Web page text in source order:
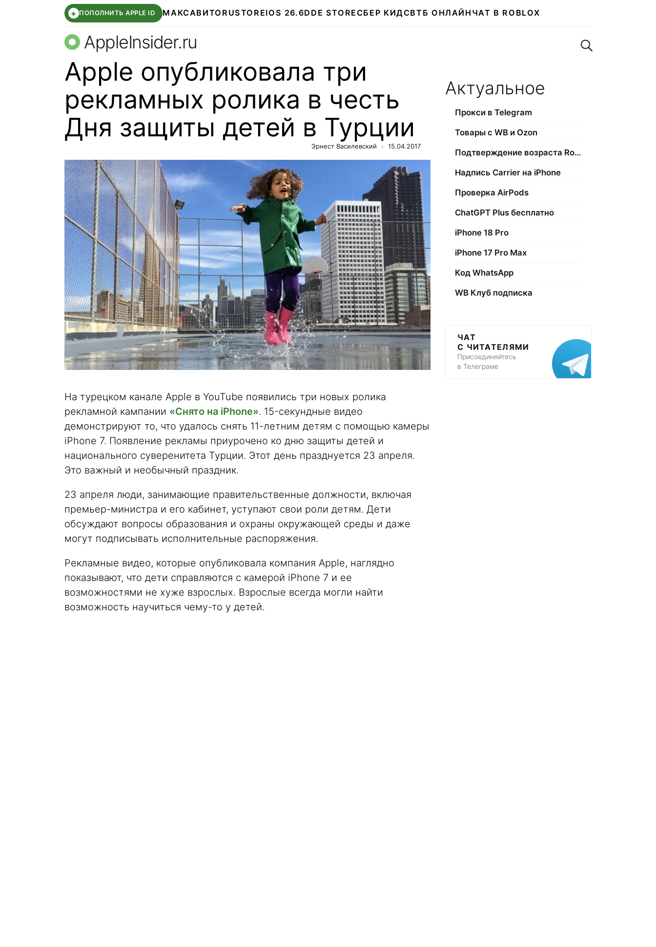
+ ПОПОЛНИТЬ APPLE ID МАКСАВИТО RUSTOREIOS 26.6DDE STORE СБЕР КИДСВТБ ОНЛАЙН ЧАТ В ROBLOX
AppleInsider.ru Поиск по сайту
Apple опубликовала три
рекламных ролика в честь
Дня защиты детей в Турции
Эрнест Василевский 15.04.2017
На турецком канале Apple в YouTube появились три новых ролика
рекламной кампании «Снято на iPhone». 15-секундные видео
демонстрируют то, что удалось снять 11-летним детям с помощью камеры
iPhone 7. Появление рекламы приурочено ко дню защиты детей и
национального суверенитета Турции. Этот день празднуется 23 апреля.
Это важный и необычный праздник.
23 апреля люди, занимающие правительственные должности, включая
премьер-министра и его кабинет, уступают свои роли детям. Дети
обсуждают вопросы образования и охраны окружающей среды и даже
могут подписывать исполнительные распоряжения.
Рекламные видео, которые опубликовала компания Apple, наглядно
показывают, что дети справляются с камерой iPhone 7 и ее
возможностями не хуже взрослых. Взрослые всегда могли найти
возможность научиться чему-то у детей.
Актуальное
Прокси в Telegram
Товары с WB и Ozon
Подтверждение возраста Roblox
Надпись Carrier на iPhone
Проверка AirPods
ChatGPT Plus бесплатно
iPhone 18 Pro
iPhone 17 Pro Max
Код WhatsApp
WB Клуб подписка
ЧАТ
С ЧИТАТЕЛЯМИ
Присоединяйтесь
в Телеграме